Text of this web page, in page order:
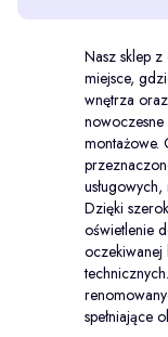
Nasz sklep
miejsce,
wnętrza
nowoczesne
montażowe.
Dzięki
oświetlenie
oczekiwanej
spełniające